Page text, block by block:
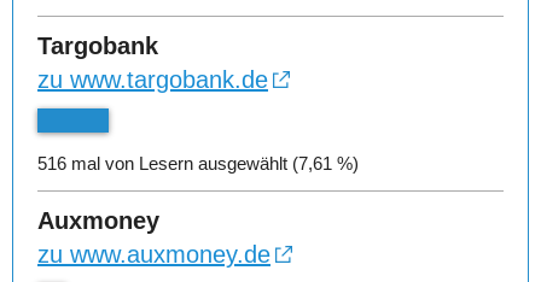
Targobank
zu www.targobank.de
516 mal von Lesern ausgewählt (7,61 %)
Auxmoney
zu www.auxmoney.de